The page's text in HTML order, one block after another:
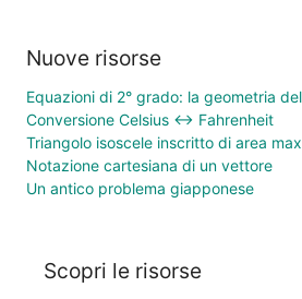
Nuove risorse
Conversione Celsius ↔ Fahrenheit
Triangolo isoscele inscritto di area max
Notazione cartesiana di un vettore
Un antico problema giapponese
Scopri le risorse